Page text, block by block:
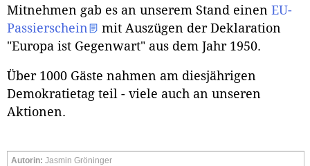
Mitnehmen gab es an unserem Stand einen EU-
Passierschein
mit Auszügen der Deklaration
"Europa ist Gegenwart" aus dem Jahr 1950.
Über 1000 Gäste nahmen am diesjährigen
Demokratietag teil - viele auch an unseren
Aktionen.
Autorin: Jasmin Gröninger